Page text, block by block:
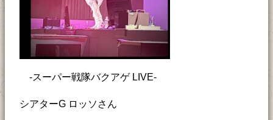
-スーパー戦隊バクアゲ LIVE-
シアターG ロッソさん